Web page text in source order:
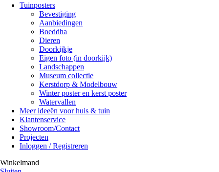
Tuinposters
Bevestiging
Aanbiedingen
Boeddha
Dieren
Doorkijkje
Eigen foto (in doorkijk)
Landschappen
Museum collectie
Kerstdorp & Modelbouw
Winter poster en kerst poster
Watervallen
Meer ideeën voor huis & tuin
Klantenservice
Showroom/Contact
Projecten
Inloggen / Registreren
Winkelmand